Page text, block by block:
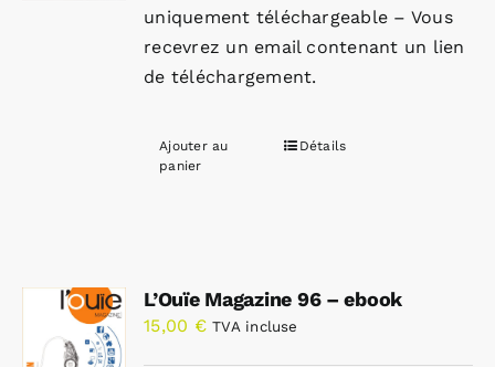
uniquement téléchargeable – Vous
recevrez un email contenant un lien
de téléchargement.
Ajouter au
panier
Détails
L’Ouïe Magazine 96 – ebook
15,00 € TVA incluse